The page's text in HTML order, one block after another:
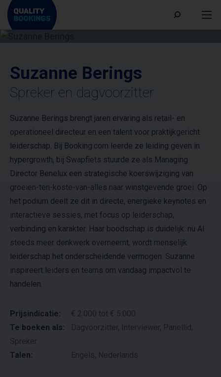
Suzanne Berings
Spreker en dagvoorzitter
Suzanne Berings brengt jaren ervaring als retail- en
operationeel directeur en een talent voor praktijkgericht
leiderschap. Bij Booking.com leerde ze leiding geven in
hypergrowth, bij Swapfiets stuurde ze als Managing
Director Benelux een strategische koerswijziging van
groeien-ten-koste-van-alles naar winstgevende groei. Op
het podium deelt ze dit in directe, energieke keynotes en
interactieve sessies, met focus op leiderschap,
verbinding en karakter. Haar boodschap is duidelijk: nu AI
steeds meer denkwerk overneemt, wordt menselijk
leiderschap het onderscheidende vermogen. Suzanne
inspireert leiders en teams om vandaag impactvol te
handelen.
Prijsindicatie:
€ 2.000 tot € 5.000
Te boeken als:
Talen: